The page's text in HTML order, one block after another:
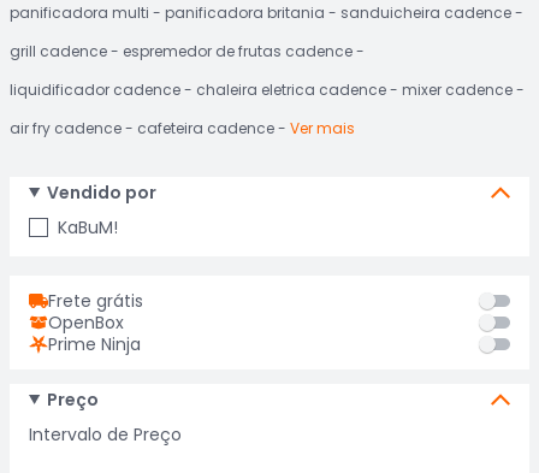
 Departamentos
Cupons
 Mais Vendidos
Ativar tradutor em libras
ENTRE
CADASTRE-SE
panificadora multi panificadora britania
sanduicheira cadence
grill cadence
espremedor de frutas cadence
liquidificador cadence
chaleira eletrica cadence
mixer cadence
air fry cadence
cafeteira cadence Ver mais
Vendido por
KaBuM!
Frete grátis
OpenBox
Prime Ninja
Preço
Intervalo de Preço